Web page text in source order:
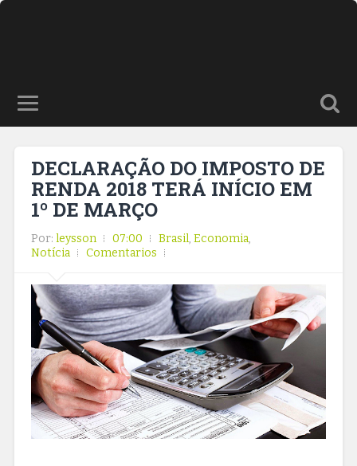
DECLARAÇÃO DO IMPOSTO DE
RENDA 2018 TERÁ INÍCIO EM
1º DE MARÇO
Por: leysson 07:00 Brasil, Economia,
Notícia
Comentarios